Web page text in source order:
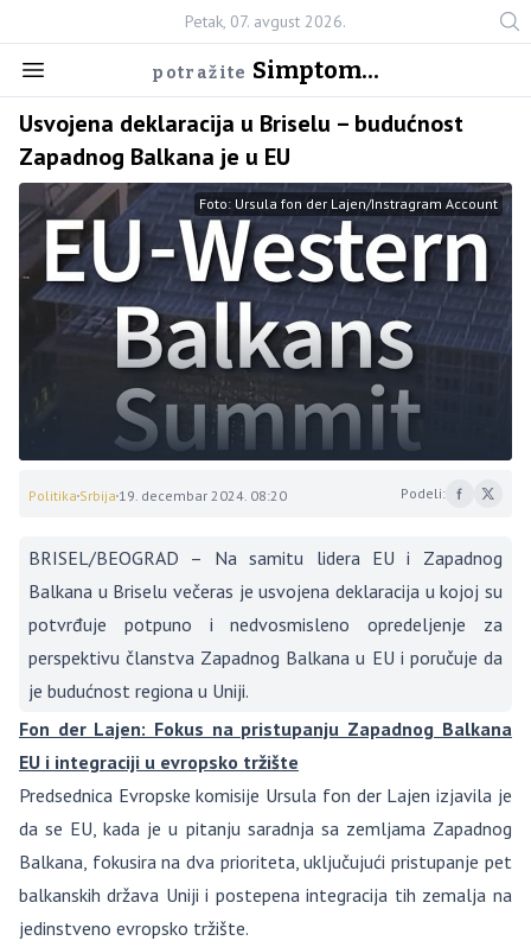
Petak, 07. avgust 2026.
potražite Simptom...
Usvojena deklaracija u Briselu – budućnost
Zapadnog Balkana je u EU
Foto: Ursula fon der Lajen/Instragram Account
Politika Srbija 19. decembar 2024. 08:20 Podeli:
BRISEL/BEOGRAD – Na samitu lidera EU i Zapadnog
Balkana u Briselu večeras je usvojena deklaracija u kojoj su
potvrđuje potpuno i nedvosmisleno opredeljenje za
perspektivu članstva Zapadnog Balkana u EU i poručuje da
je budućnost regiona u Uniji.
Fon der Lajen: Fokus na pristupanju Zapadnog Balkana
EU i integraciji u evropsko tržište
Predsednica Evropske komisije Ursula fon der Lajen izjavila je
da se EU, kada je u pitanju saradnja sa zemljama Zapadnog
Balkana, fokusira na dva prioriteta, uključujući pristupanje pet
balkanskih država Uniji i postepena integracija tih zemalja na
jedinstveno evropsko tržište.